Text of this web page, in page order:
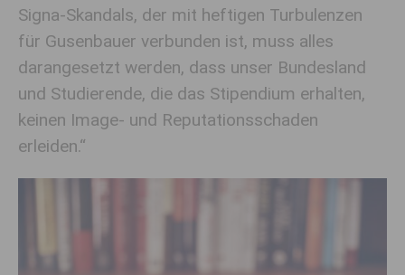
Signa-Skandals, der mit heftigen Turbulenzen
für Gusenbauer verbunden ist, muss alles
darangesetzt werden, dass unser Bundesland
und Studierende, die das Stipendium erhalten,
keinen Image- und Reputationsschaden
erleiden.“